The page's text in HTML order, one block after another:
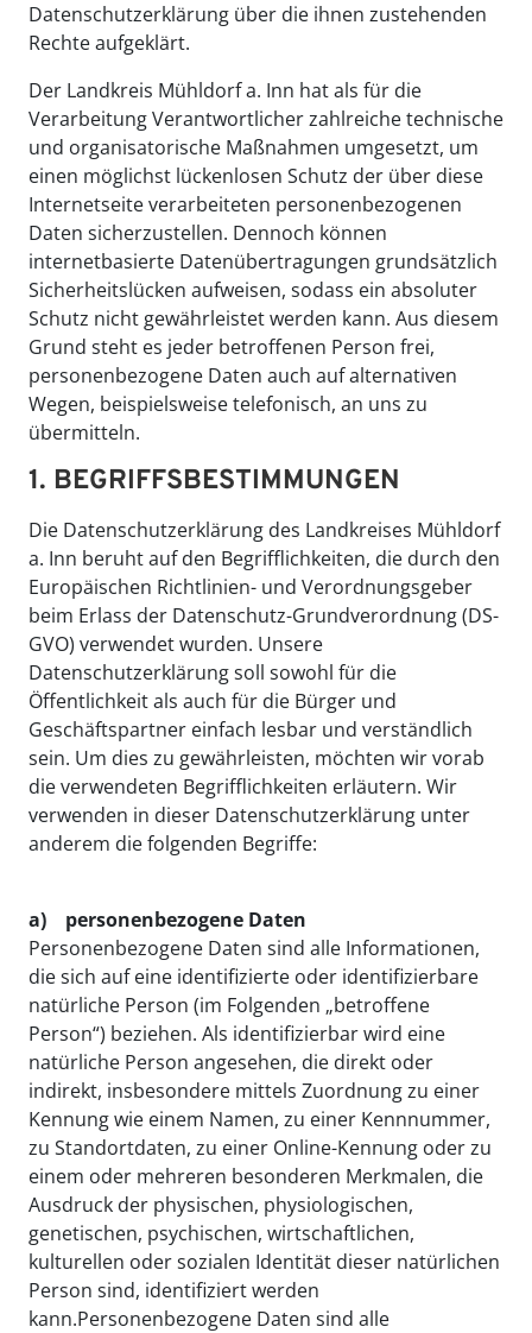
Datenschutzerklärung über die ihnen zustehenden
Rechte aufgeklärt.
Der Landkreis Mühldorf a. Inn hat als für die
Verarbeitung Verantwortlicher zahlreiche technische
und organisatorische Maßnahmen umgesetzt, um
einen möglichst lückenlosen Schutz der über diese
Internetseite verarbeiteten personenbezogenen
Daten sicherzustellen. Dennoch können
internetbasierte Datenübertragungen grundsätzlich
Sicherheitslücken aufweisen, sodass ein absoluter
Schutz nicht gewährleistet werden kann. Aus diesem
Grund steht es jeder betroffenen Person frei,
personenbezogene Daten auch auf alternativen
Wegen, beispielsweise telefonisch, an uns zu
übermitteln.
1. BEGRIFFSBESTIMMUNGEN
Die Datenschutzerklärung des Landkreises Mühldorf
a. Inn beruht auf den Begrifflichkeiten, die durch den
Europäischen Richtlinien- und Verordnungsgeber
beim Erlass der Datenschutz-Grundverordnung (DS-
GVO) verwendet wurden. Unsere
Datenschutzerklärung soll sowohl für die
Öffentlichkeit als auch für die Bürger und
Geschäftspartner einfach lesbar und verständlich
sein. Um dies zu gewährleisten, möchten wir vorab
die verwendeten Begrifflichkeiten erläutern. Wir
verwenden in dieser Datenschutzerklärung unter
anderem die folgenden Begriffe:
a) personenbezogene Daten
Personenbezogene Daten sind alle Informationen,
die sich auf eine identifizierte oder identifizierbare
natürliche Person (im Folgenden „betroffene
Person“) beziehen. Als identifizierbar wird eine
natürliche Person angesehen, die direkt oder
indirekt, insbesondere mittels Zuordnung zu einer
Kennung wie einem Namen, zu einer Kennnummer,
zu Standortdaten, zu einer Online-Kennung oder zu
einem oder mehreren besonderen Merkmalen, die
Ausdruck der physischen, physiologischen,
genetischen, psychischen, wirtschaftlichen,
kulturellen oder sozialen Identität dieser natürlichen
Person sind, identifiziert werden
kann.Personenbezogene Daten sind alle